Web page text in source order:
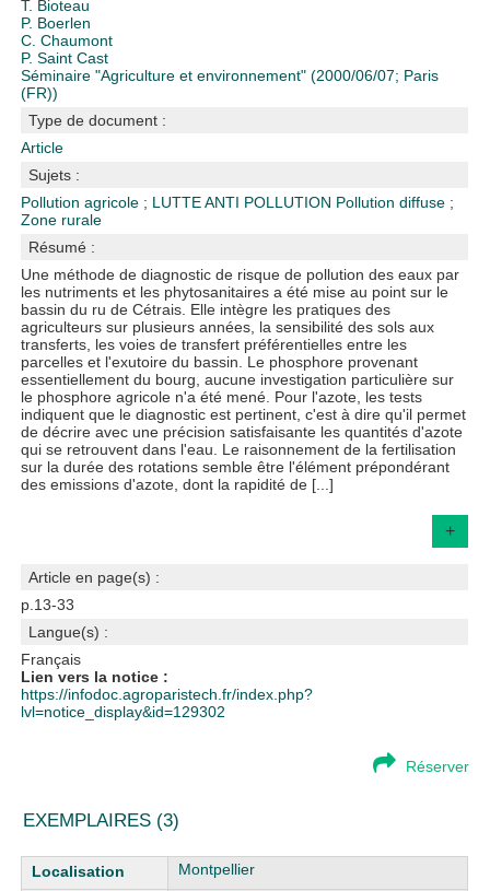
T. Bioteau
P. Boerlen
C. Chaumont
P. Saint Cast
Séminaire "Agriculture et environnement" (2000/06/07; Paris
(FR))
Type de document :
Article
Sujets :
Pollution agricole ; LUTTE ANTI POLLUTION Pollution diffuse ;
Zone rurale
Résumé :
Une méthode de diagnostic de risque de pollution des eaux par
les nutriments et les phytosanitaires a été mise au point sur le
bassin du ru de Cétrais. Elle intègre les pratiques des
agriculteurs sur plusieurs années, la sensibilité des sols aux
transferts, les voies de transfert préférentielles entre les
parcelles et l'exutoire du bassin. Le phosphore provenant
essentiellement du bourg, aucune investigation particulière sur
le phosphore agricole n'a été mené. Pour l'azote, les tests
indiquent que le diagnostic est pertinent, c'est à dire qu'il permet
de décrire avec une précision satisfaisante les quantités d'azote
qui se retrouvent dans l'eau. Le raisonnement de la fertilisation
sur la durée des rotations semble être l'élément prépondérant
des emissions d'azote, dont la rapidité de [...]
+
Article en page(s) :
p.13-33
Langue(s) :
Français
Lien vers la notice :
https://infodoc.agroparistech.fr/index.php?
lvl=notice_display&id=129302
Réserver
EXEMPLAIRES (3)
Liste des exemplaires Montpellier